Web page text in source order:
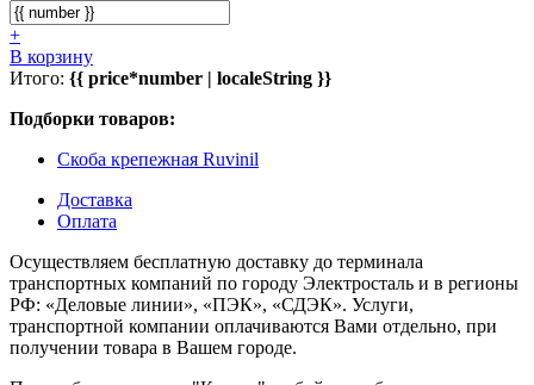
+
В корзину
Итого: {{ price*number | localeString }}
Подборки товаров:
Скоба крепежная Ruvinil
Доставка
Оплата
Осуществляем бесплатную доставку до терминала
транспортных компаний по городу Электросталь и в регионы
РФ: «Деловые линии», «ПЭК», «СДЭК». Услуги,
транспортной компании оплачиваются Вами отдельно, при
получении товара в Вашем городе.